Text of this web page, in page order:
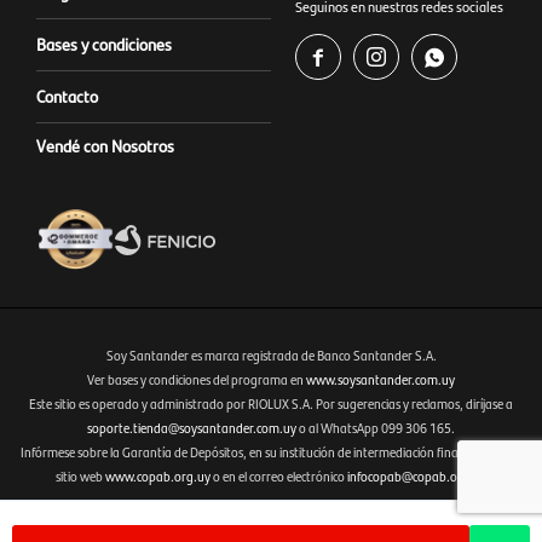
Bases y condiciones
Contacto
Vendé con Nosotros
Seguinos en nuestras redes sociales
  
Fenicio eCommerce Uruguay
Soy Santander es marca registrada de Banco Santander S.A.
Ver bases y condiciones del programa en www.soysantander.com.uy
Este sitio es operado y administrado por RIOLUX S.A. Por sugerencias y reclamos, diríjase a
soporte.tienda@soysantander.com.uyo al WhatsApp 099 306 165.
Infórmese sobre la Garantía de Depósitos, en su institución de intermediación financiera, en el
sitio webwww.copab.org.uyo en el correo electrónicoinfocopab@copab.org.uy